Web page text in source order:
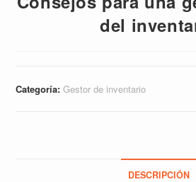
del
Categoría:Gestor de inventario
DESCRIPCIÓN